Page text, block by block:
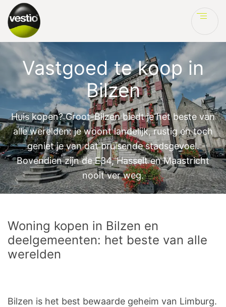
Vastgoed te koop in
Bilzen
Huis kopen? Groot-Bilzen biedt je het beste van
alle werelden: je woont landelijk, rustig en toch
geniet je van dat bruisende stadsgevoel.
Bovendien zijn de E34, Hasselt en Maastricht
nooit ver weg.
Woning kopen in Bilzen en
deelgemeenten: het beste van alle
werelden
Bilzen is het best bewaarde geheim van Limburg.